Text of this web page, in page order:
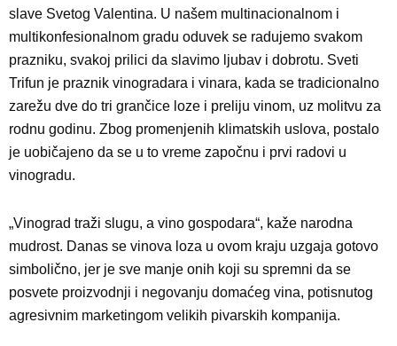
slave Svetog Valentina. U našem multinacionalnom i
multikonfesionalnom gradu oduvek se radujemo svakom
prazniku, svakoj prilici da slavimo ljubav i dobrotu. Sveti
Trifun je praznik vinogradara i vinara, kada se tradicionalno
zarežu dve do tri grančice loze i preliju vinom, uz molitvu za
rodnu godinu. Zbog promenjenih klimatskih uslova, postalo
je uobičajeno da se u to vreme započnu i prvi radovi u
vinogradu.
„Vinograd traži slugu, a vino gospodara“, kaže narodna
mudrost. Danas se vinova loza u ovom kraju uzgaja gotovo
simbolično, jer je sve manje onih koji su spremni da se
posvete proizvodnji i negovanju domaćeg vina, potisnutog
agresivnim marketingom velikih pivarskih kompanija.